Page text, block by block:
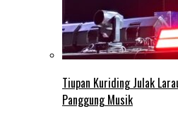
Tiupan Kuriding Julak
Panggung Musik